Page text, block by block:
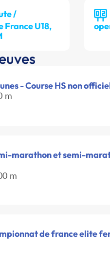
/
France U18,
- Course HS non
m
marathon et semi-
m
de france elite